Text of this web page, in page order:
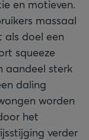
en motieven.
massaal
als doel een
squeeze
aandeel sterk
daling
worden
het
verder